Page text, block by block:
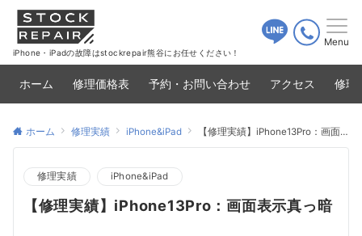
iPhone・iPadの故障はstockrepair熊谷にお任せください！
Menu
ホーム 修理価格表 予約・お問い合わせ アクセス 修理
ホーム 修理実績 iPhone&iPad 【修理実績】iPhone13Pro：画面表示真っ暗
修理実績 iPhone&iPad
【修理実績】iPhone13Pro：画面表示真っ暗